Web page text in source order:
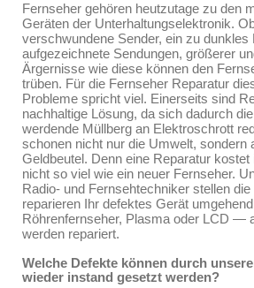
Fernseher gehören heutzutage zu den
Geräten der Unterhaltungselektronik.
verschwundene Sender, ein zu dunkles
aufgezeichnete Sendungen, größerer
Ärgernisse wie diese können den
trüben. Für die Fernseher Reparatur
Probleme spricht viel. Einerseits sind
nachhaltige Lösung, da sich dadurch
werdende Müllberg an Elektroschrott
schonen nicht nur die Umwelt, sondern
Geldbeutel. Denn eine Reparatur kostet
nicht so viel wie ein neuer Fernseher.
Radio- und Fernsehtechniker stellen
reparieren Ihr defektes Gerät
Röhrenfernseher, Plasma oder LCD —
werden repariert.
Welche Defekte können durch
wieder instand gesetzt werden?